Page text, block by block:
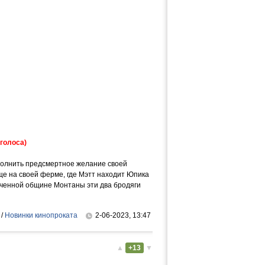
предсмертное желание своей
на своей ферме, где Мэтт находит Юпика
общине Монтаны эти два бродяги
/ Новинки кинопроката 2-06-2023, 13:47
▲ +13 ▼